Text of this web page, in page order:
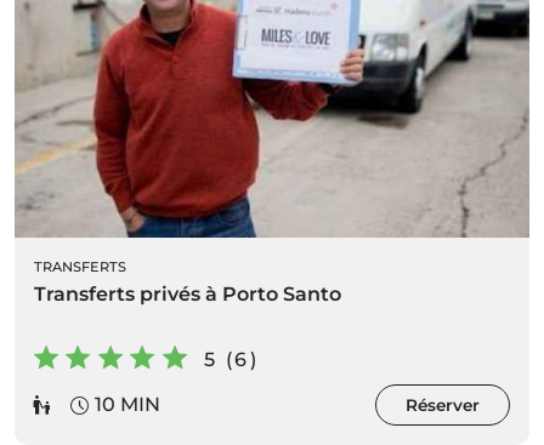
TRANSFERTS
Transferts privés à Porto Santo
5 (6)
10 MIN
Réserver